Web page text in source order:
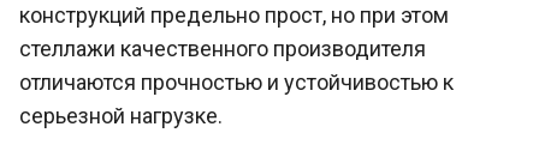
конструкций предельно прост, но при этом
стеллажи качественного производителя
отличаются прочностью и устойчивостью к
серьезной нагрузке.